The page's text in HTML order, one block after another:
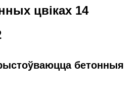
цвіках 14
бетонныя